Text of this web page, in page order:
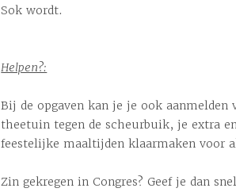
Sok wordt.
Helpen?:
Bij de opgaven kan je je ook aanmelden
theetuin tegen de scheurbuik, je extra
feestelijke maaltijden klaarmaken voor
Zin gekregen in Congres? Geef je dan